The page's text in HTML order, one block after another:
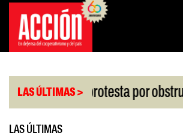
Saltar
contenido
LAS ÚLTIMAS >
| China protesta por
LAS ÚLTIMAS